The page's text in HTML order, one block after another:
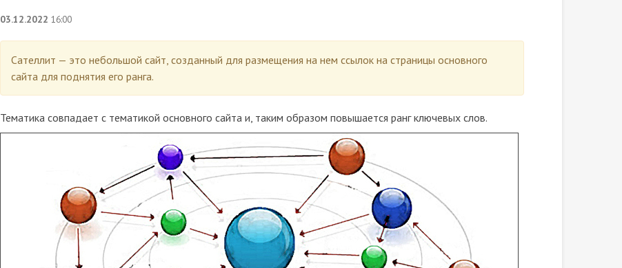
03.12.2022 16:00
Сателлит — это небольшой сайт, созданный для размещения на нем ссылок на страницы основного
сайта для поднятия его ранга.
Тематика совпадает с тематикой основного сайта и, таким образом повышается ранг ключевых слов.